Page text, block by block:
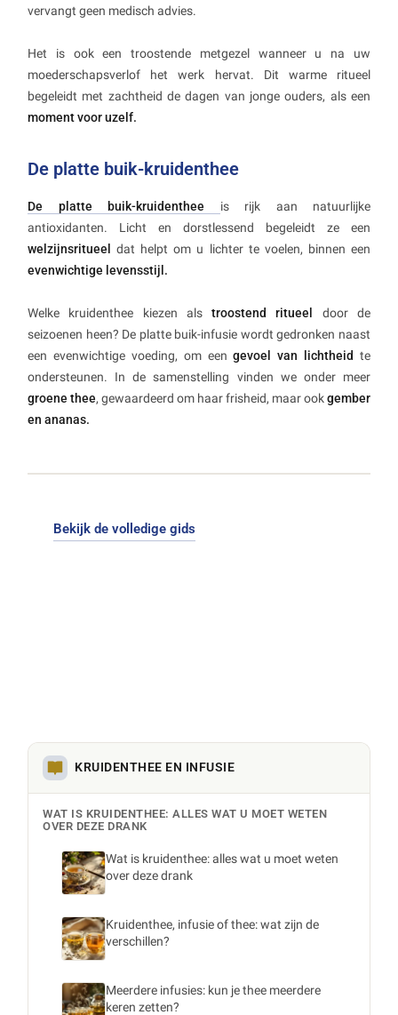
vervangt geen medisch advies.
Het is ook een troostende metgezel wanneer u na uw
moederschapsverlof het werk hervat. Dit warme ritueel
begeleidt met zachtheid de dagen van jonge ouders, als een
moment voor uzelf.
De platte buik-kruidenthee
De platte buik-kruidenthee
is rijk aan natuurlijke
antioxidanten. Licht en dorstlessend begeleidt ze een
welzijnsritueel
dat helpt om u lichter te voelen, binnen een
evenwichtige levensstijl.
Welke kruidenthee kiezen alstroostend ritueel
door de
seizoenen heen? De platte buik-infusie wordt gedronken naast
een evenwichtige voeding, om eengevoel van lichtheid te
ondersteunen. In de samenstelling vinden we onder meer
groene thee, gewaardeerd om haar frisheid, maar ookgember
en ananas.
Bekijk de volledige gids
KRUIDENTHEE EN INFUSIE
WAT IS KRUIDENTHEE: ALLES WAT U MOET WETEN
OVER DEZE DRANK
Wat is kruidenthee: alles wat u moet weten
over deze drank
Kruidenthee, infusie of thee: wat zijn de
verschillen?
Meerdere infusies: kun je thee meerdere
keren zetten?